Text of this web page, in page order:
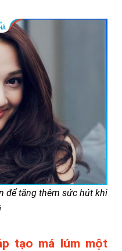
để tăng thêm sức hút khi
tạo má lúm một